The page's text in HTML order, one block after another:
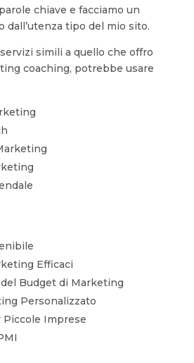
chiave e facciamo un
dall’utenza tipo del mio sito.
simili a quello che offro
coaching, potrebbe usare
Efficaci
Budget di Marketing
Personalizzato
Piccole Imprese